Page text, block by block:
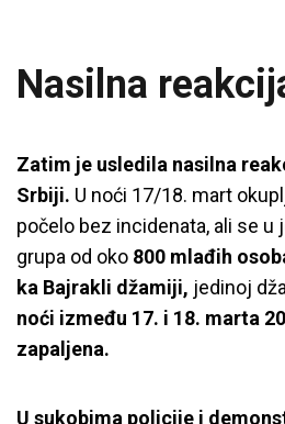
Nasilna
Zatim je usledila nasilna
Srbiji. U noći 17/18. mart
počelo bez incidenata, ali se
grupa od oko 800 mlađih
ka Bajrakli džamiji, jedinoj
noći između 17. i 18. marta
zapaljena.
U sukobima policije i